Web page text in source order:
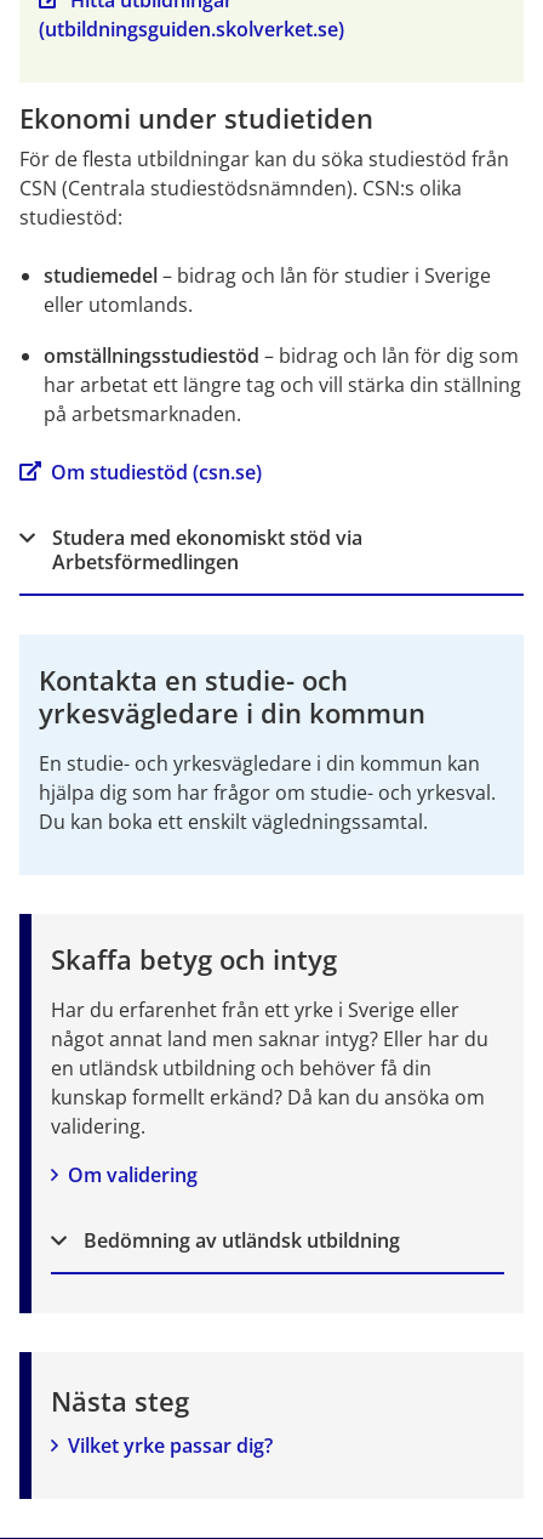
(utbildningsguiden.skolverket.se)
Ekonomi under studietiden
För de flesta utbildningar kan du söka studiestöd från
CSN (Centrala studiestödsnämnden). CSN:s olika
studiestöd:
studiemedel – bidrag och lån för studier i Sverige
eller utomlands.
omställningsstudiestöd – bidrag och lån för dig som
har arbetat ett längre tag och vill stärka din ställning
på arbetsmarknaden.
Om studiestöd (csn.se)
Studera med ekonomiskt stöd via
Arbetsförmedlingen
Kontakta en studie- och
yrkesvägledare i din kommun
En studie- och yrkesvägledare i din kommun kan
hjälpa dig som har frågor om studie- och yrkesval.
Du kan boka ett enskilt vägledningssamtal.
Skaffa betyg och intyg
Har du erfarenhet från ett yrke i Sverige eller
något annat land men saknar intyg? Eller har du
en utländsk utbildning och behöver få din
kunskap formellt erkänd? Då kan du ansöka om
validering.
Om validering
Bedömning av utländsk utbildning
Nästa steg
Vilket yrke passar dig?